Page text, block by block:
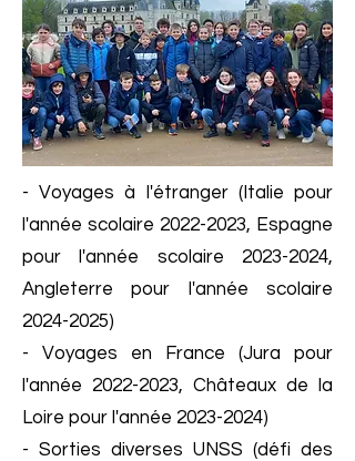
- Voyages à l'étranger (Italie pour
l'année scolaire 2022-2023, Espagne
pour l'année scolaire 2023-2024,
Angleterre pour l'année scolaire
2024-2025)
- Voyages en France (Jura pour
l'année 2022-2023, Châteaux de la
Loire pour l'année 2023-2024)
- Sorties diverses UNSS (défi des